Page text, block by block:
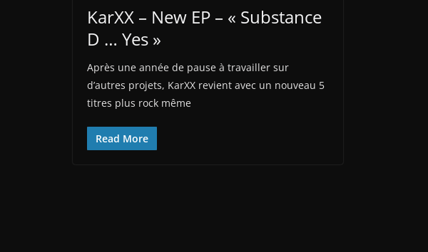
KarXX – New EP – « Substance
D … Yes »
Après une année de pause à travailler sur
d’autres projets, KarXX revient avec un nouveau 5
titres plus rock même
Read More